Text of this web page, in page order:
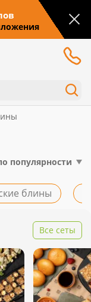
популярности
блины
Все сеты